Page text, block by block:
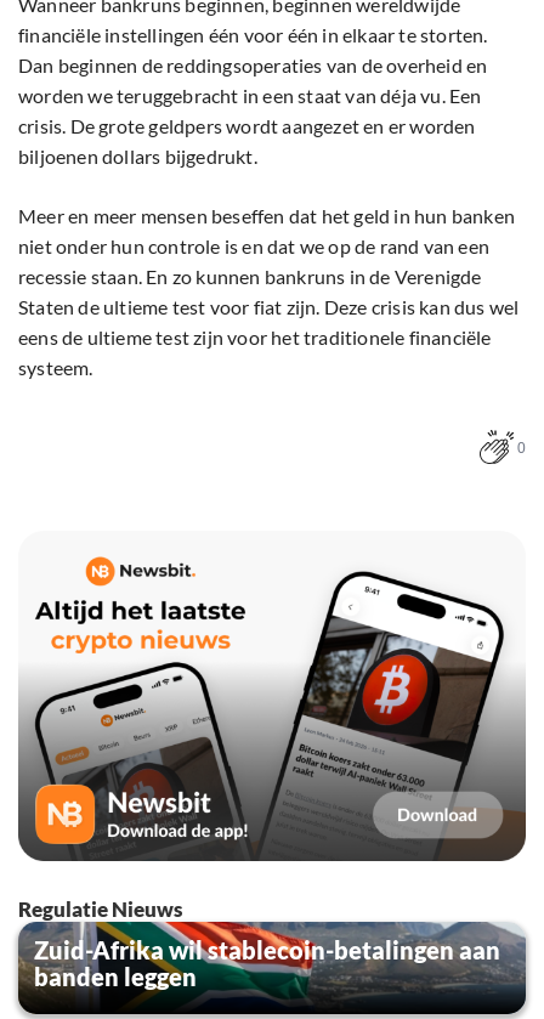
financiële instellingen één voor één in elkaar te storten.
Dan beginnen de reddingsoperaties van de overheid en
worden we teruggebracht in een staat van déja vu. Een
crisis. De grote geldpers wordt aangezet en er worden
biljoenen dollars bijgedrukt.
Meer en meer mensen beseffen dat het geld in hun banken
niet onder hun controle is en dat we op de rand van een
recessie staan. En zo kunnen bankruns in de Verenigde
Staten de ultieme test voor fiat zijn. Deze crisis kan dus wel
eens de ultieme test zijn voor het traditionele financiële
systeem.
0
Regulatie Nieuws
Zuid-Afrika wil stablecoin-betalingen aan
banden leggen